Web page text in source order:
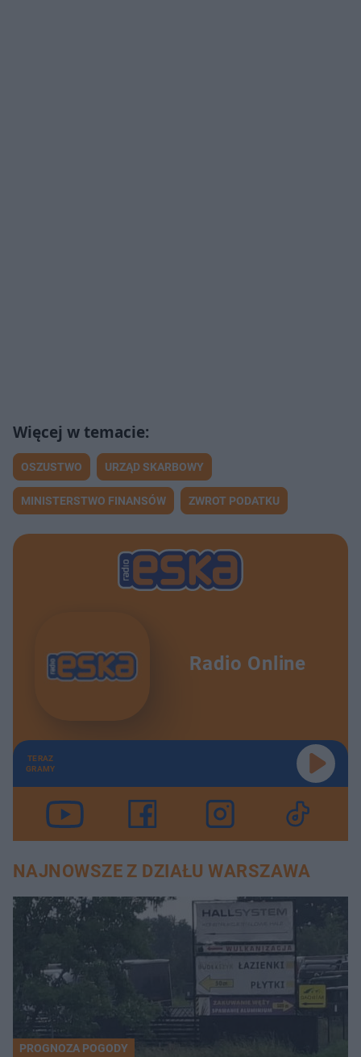
OSZUSTWO URZĄD SKARBOWY
MINISTERSTWO FINANSÓW ZWROT PODATKU
Radio Online
TERAZ
GRAMY
NAJNOWSZE Z DZIAŁU WARSZAWA
PROGNOZA POGODY